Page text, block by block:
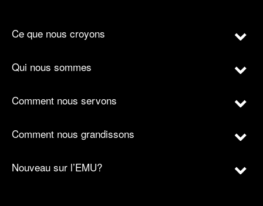
Ce que nous croyons
Qui nous sommes
Comment nous servons
Comment nous grandissons
Nouveau sur l’EMU?